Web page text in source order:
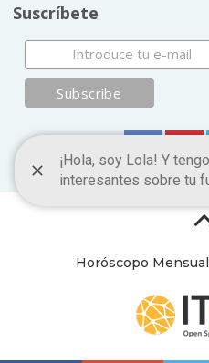
Suscríbete
Horóscopo Mensual